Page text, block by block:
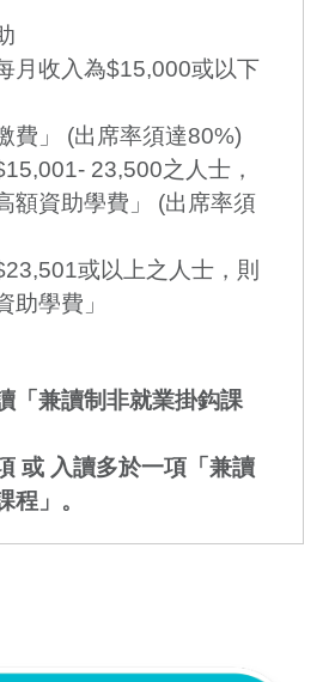
月收入為$15,000或以下
費」 (出席率須達80%)
23,500之人士，
額資助學費」 (出席率須
或以上之人士，則
助學費」
「兼讀制非就業掛鈎課
或 入讀多於一項「兼讀
程」。